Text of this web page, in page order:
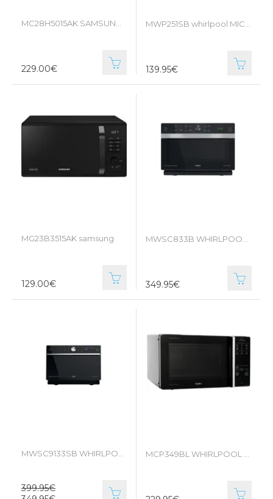
229.00€ 139.95€
MG23B3515AK samsung
129.00€ 349.95€
399.95€